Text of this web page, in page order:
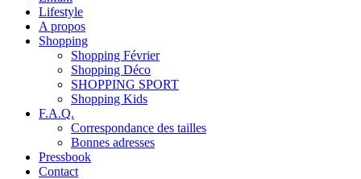
Lifestyle
A propos
Shopping
Shopping Février
Shopping Déco
SHOPPING SPORT
Shopping Kids
F.A.Q.
Correspondance des tailles
Bonnes adresses
Pressbook
Contact